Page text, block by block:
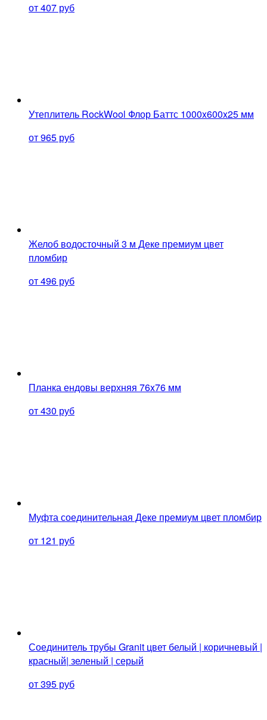
от 407 руб
Утеплитель RockWool Флор Баттс 1000x600x25 мм
от 965 руб
Желоб водосточный 3 м Деке премиум цвет
пломбир
от 496 руб
Планка ендовы верхняя 76x76 мм
от 430 руб
Муфта соединительная Деке премиум цвет пломбир
от 121 руб
Соединитель трубы Granit цвет белый | коричневый |
красный| зеленый | серый
от 395 руб